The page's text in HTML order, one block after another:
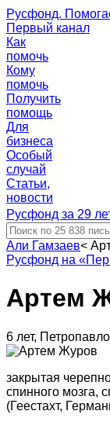
Русфонд.
Первый канал
Как
помочь
Кому
помочь
Получить
помощь
Для
бизнеса
Особый
случай
Статьи,
новости
Русфонд за 29
Али Гамзаев<
Русфонд на
Артем
6 лет,
закрытая
спинного мозга,
(Геестахт,